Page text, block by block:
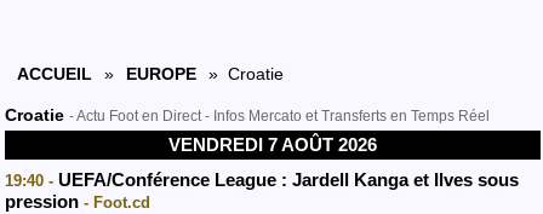
ACCUEIL » EUROPE » Croatie
Croatie - Actu Foot en Direct - Infos Mercato et Transferts en Temps Réel
VENDREDI 7 AOÛT 2026
19:40 - UEFA/Conférence League : Jardell Kanga et Ilves sous
pression - Foot.cd